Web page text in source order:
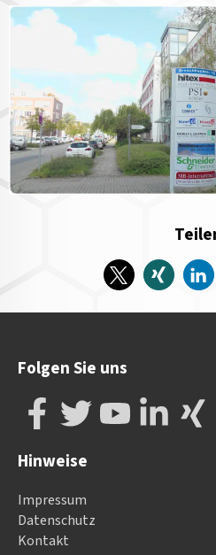
Folgen Sie uns
Hinweise
Impressum
Datenschutz
Kontakt